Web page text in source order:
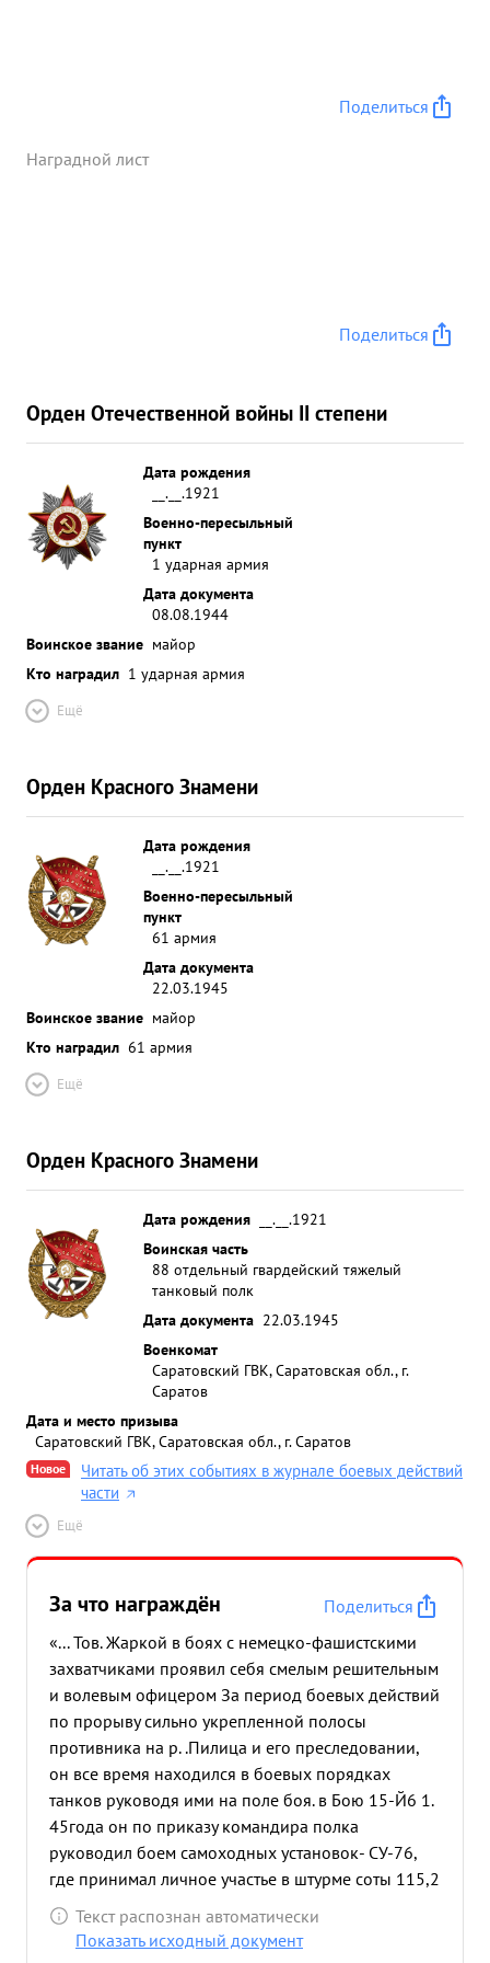
Поделиться
Наградной лист
Поделиться
Орден Отечественной войны II степени
Дата рождения
__.__.1921
Военно-пересыльный
пункт
1 ударная армия
Дата документа
08.08.1944
Воинское звание майор
Кто наградил 1 ударная армия
Ещё
Орден Красного Знамени
Дата рождения
__.__.1921
Военно-пересыльный
пункт
61 армия
Дата документа
22.03.1945
Воинское звание майор
Кто наградил 61 армия
Ещё
Орден Красного Знамени
Дата рождения
__.__.1921
Воинская часть
88 отдельный гвардейский тяжелый
танковый полк
Дата документа 22.03.1945
Военкомат
Саратовский ГВК, Саратовская обл., г.
Саратов
Дата и место призыва
Саратовский ГВК, Саратовская обл., г. Саратов
Новое
Читать об этих событиях в журнале боевых действий
части
Ещё
За что награждён
Поделиться
«... Тов. Жаркой в боях с немецко-фашистскими
захватчиками проявил себя смелым решительным
и волевым офицером За период боевых действий
по прорыву сильно укрепленной полосы
противника на р. .Пилица и его преследовании,
он все время находился в боевых порядках
танков руководя ими на поле боя. в Бою 15-Й6 1.
45года он по приказу командира полка
руководил боем самоходных установок- СУ-76,
где принимал личное участье в штурме соты 115,2
овладение которой позволило успешно
продвигаться вперед нашим частям. После
Текст распознан автоматически
Показать исходный документ